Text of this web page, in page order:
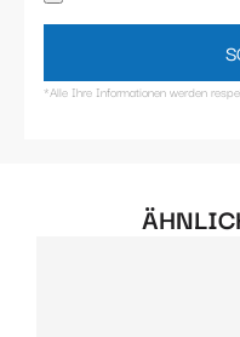
*Alle Ihre Informationen werden